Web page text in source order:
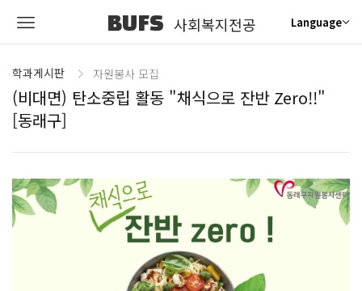
BUFS 사회복지전공 Language
학과게시판 자원봉사 모집
(비대면) 탄소중립 활동 "채식으로 잔반 Zero!!"
[동래구]